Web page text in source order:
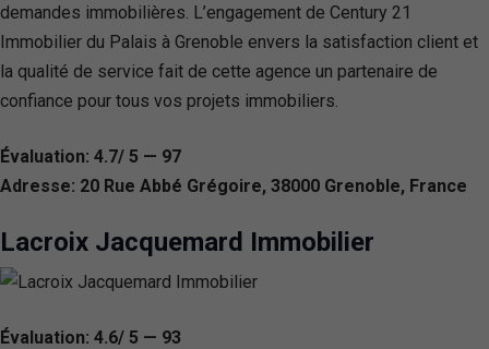
demandes immobilières. L’engagement de Century 21
Immobilier du Palais à Grenoble envers la satisfaction client et
la qualité de service fait de cette agence un partenaire de
confiance pour tous vos projets immobiliers.
Évaluation: 4.7/ 5 — 97
Adresse: 20 Rue Abbé Grégoire, 38000 Grenoble, France
Lacroix Jacquemard Immobilier
Évaluation: 4.6/ 5 — 93